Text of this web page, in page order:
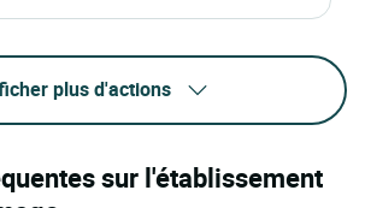
plus d'actions
sur l'établissement